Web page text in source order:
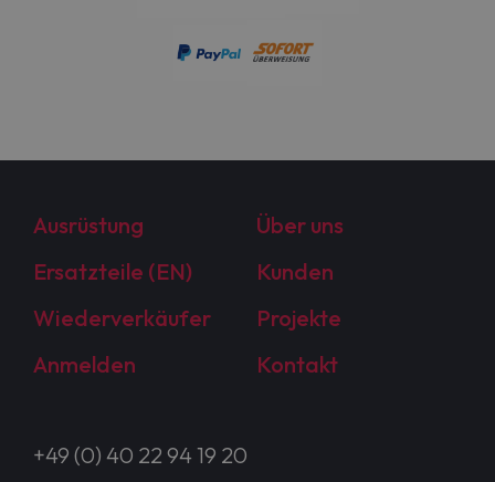
Ausrüstung
Über uns
Ersatzteile (EN)
Kunden
Wiederverkäufer
Projekte
Anmelden
Kontakt
+49 (0) 40 22 94 19 20